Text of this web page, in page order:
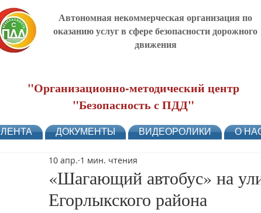
Автономная некоммерческая организация по
оказанию услуг в сфере безопасности дорожного
движения
"Организационно-методический центр
"Безопасность с ПДД"
ЛЕНТА ДОКУМЕНТЫ ВИДЕОРОЛИКИ О
«Шагающий автобус» на
Егорлыкского района
10 апр. 1 мин. чтения